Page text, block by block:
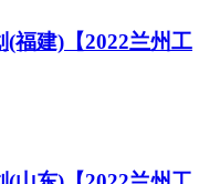
(福建)【2022兰州工